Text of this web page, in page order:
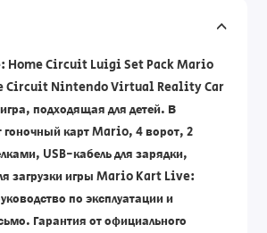
Home Circuit Luigi Set Pack Mario
Circuit Nintendo Virtual Reality Car
подходящая для детей. В
гоночный карт Mario, 4 ворот, 2
USB-кабель для зарядки,
загрузки игры Mario Kart Live:
по эксплуатации и
Гарантия от официального